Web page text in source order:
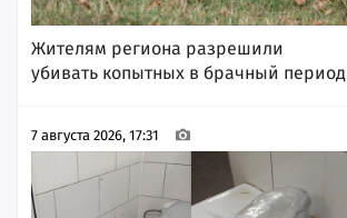
Жителям региона разрешили
убивать копытных в брачный период
7 августа 2026, 17:31